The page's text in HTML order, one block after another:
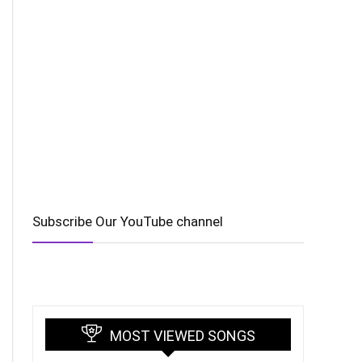
Subscribe Our YouTube channel
MOST VIEWED SONGS